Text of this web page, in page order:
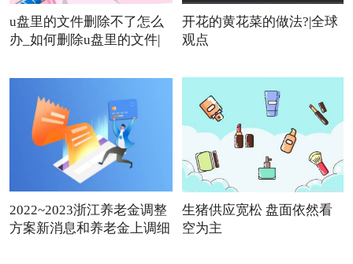
u盘里的文件删除不了怎么
办_如何删除u盘里的文件|
开花的黄花菜的做法?|全球
观点
2022~2023浙江养老金调整
方案新消息和养老金上调细
生猪供应宽松 盘面依然看
空为主